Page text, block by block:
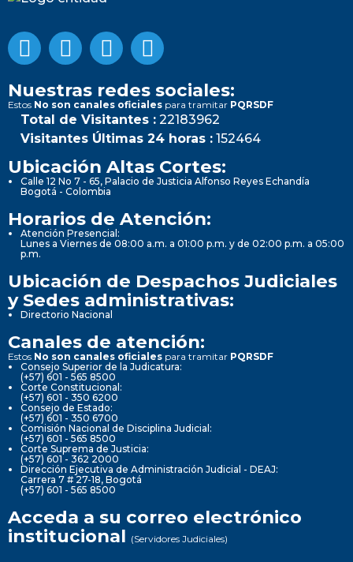
Nuestras redes sociales:
Estos No son canales oficiales para tramitar PQRSDF
Total de Visitantes : 22183962
Visitantes Últimas 24 horas : 152464
Ubicación Altas Cortes:
Calle 12 No 7 - 65, Palacio de Justicia Alfonso Reyes Echandía
Bogotá - Colombia
Horarios de Atención:
Atención Presencial:
Lunes a Viernes de 08:00 a.m. a 01:00 p.m. y de 02:00 p.m. a 05:00
p.m.
Ubicación de Despachos Judiciales
y Sedes administrativas:
Directorio Nacional
Canales de atención:
Estos No son canales oficiales para tramitar PQRSDF
Consejo Superior de la Judicatura:
(+57) 601 - 565 8500
Corte Constitucional:
(+57) 601 - 350 6200
Consejo de Estado:
(+57) 601 - 350 6700
Comisión Nacional de Disciplina Judicial:
(+57) 601 - 565 8500
Corte Suprema de Justicia:
(+57) 601 - 362 2000
Dirección Ejecutiva de Administración Judicial - DEAJ:
Carrera 7 # 27-18, Bogotá
(+57) 601 - 565 8500
Acceda a su correo electrónico
institucional (Servidores Judiciales)